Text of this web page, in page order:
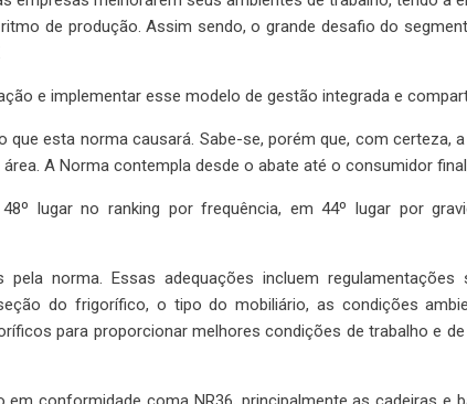
de produção. Assim sendo, o grande desafio do
e implementar esse modelo de gestão integrada e
esta norma causará. Sabe-se, porém que, com certeza,
A Norma contempla desde o abate até o consumidor
lugar no ranking por frequência, em 44º lugar por
norma. Essas adequações incluem
do frigorífico, o tipo do mobiliário, as condições
para proporcionar melhores condições de trabalho e